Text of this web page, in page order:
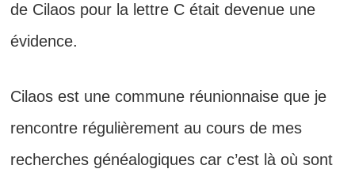
de Cilaos pour la lettre C était devenue une
évidence.
Cilaos est une commune réunionnaise que je
rencontre régulièrement au cours de mes
recherches généalogiques car c’est là où sont